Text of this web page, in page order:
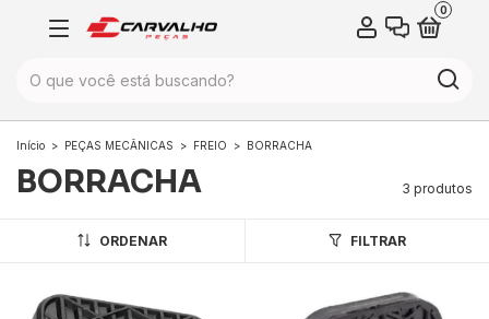
0
Início > PEÇAS MECÂNICAS > FREIO > BORRACHA
BORRACHA 3 produtos
ORDENAR FILTRAR